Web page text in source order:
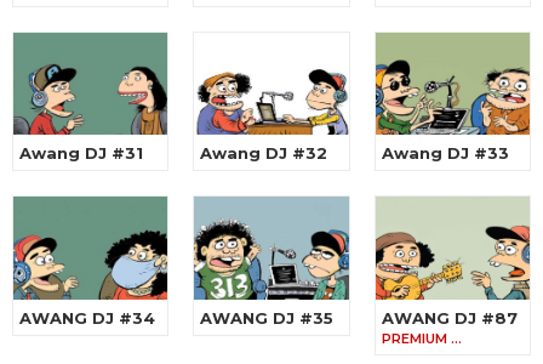
Awang DJ #31 Awang DJ #32 Awang DJ #33
AWANG DJ #34 AWANG DJ #35 AWANG DJ #87
PREMIUM …